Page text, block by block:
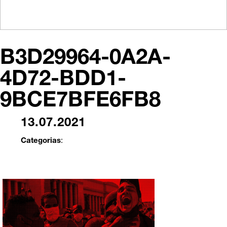
B3D29964-0A2A-
4D72-BDD1-
9BCE7BFE6FB8
13.07.2021
Categorias: